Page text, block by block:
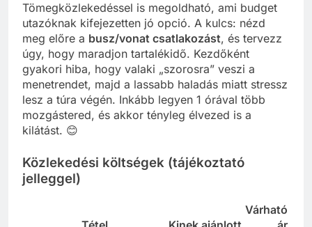
Tömegközlekedéssel is megoldható, ami budget
utazóknak kifejezetten jó opció. A kulcs: nézd
meg előre a busz/vonat csatlakozást, és tervezz
úgy, hogy maradjon tartalékidő. Kezdőként
gyakori hiba, hogy valaki „szorosra” veszi a
menetrendet, majd a lassabb haladás miatt stressz
lesz a túra végén. Inkább legyen 1 órával több
mozgástered, és akkor tényleg élvezed is a
kilátást. 😊
Közlekedési költségek (tájékoztató
jelleggel)
Várható